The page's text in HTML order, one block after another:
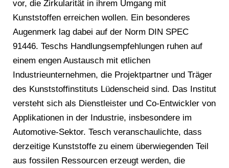
vor, die Zirkularität in ihrem Umgang mit
Kunststoffen erreichen wollen. Ein besonderes
Augenmerk lag dabei auf der Norm DIN SPEC
91446. Teschs Handlungsempfehlungen ruhen auf
einem engen Austausch mit etlichen
Industrieunternehmen, die Projektpartner und Träger
des Kunststoffinstituts Lüdenscheid sind. Das Institut
versteht sich als Dienstleister und Co-Entwickler von
Applikationen in der Industrie, insbesondere im
Automotive-Sektor. Tesch veranschaulichte, dass
derzeitige Kunststoffe zu einem überwiegenden Teil
aus fossilen Ressourcen erzeugt werden, die